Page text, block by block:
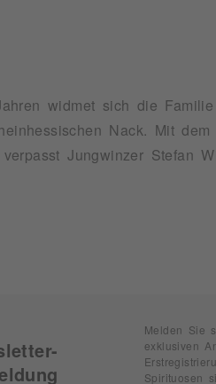
widmet sich die
Nack. Mit dem
verpasst Jungwinzer Stefan
modern und mit
Melden Sie
exklusiven
Spirituosen